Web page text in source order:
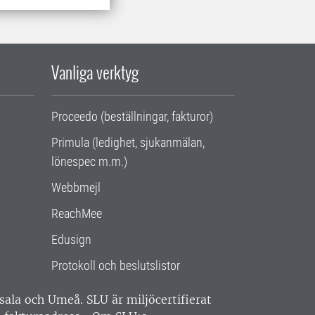
Vanliga verktyg
Proceedo (beställningar, fakturor)
Primula (ledighet, sjukanmälan,
lönespec m.m.)
Webbmejl
ReachMee
Edusign
Protokoll och beslutslistor
och Umeå. SLU är miljöcertifierat